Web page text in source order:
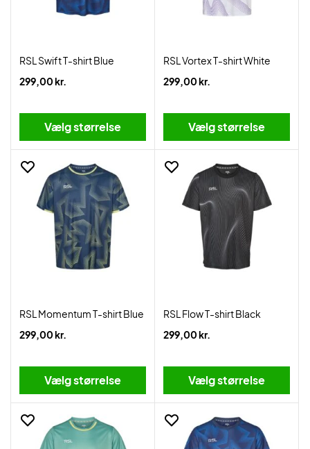
RSL Swift T-shirt Blue
299,00 kr.
Vælg størrelse
RSL Vortex T-shirt White
299,00 kr.
Vælg størrelse
RSL Momentum T-shirt Blue
299,00 kr.
Vælg størrelse
RSL Flow T-shirt Black
299,00 kr.
Vælg størrelse